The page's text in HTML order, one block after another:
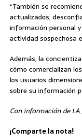
“También se
actualizados,
información personal
actividad sospechosa
Además, la
cómo comercializan
los usuarios
sobre su información
Con información de LA
¡Comparte la nota!